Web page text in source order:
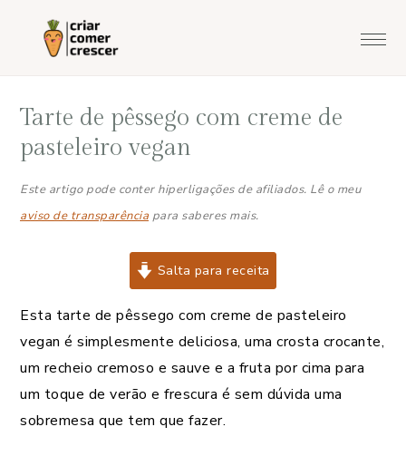
principal
lateral
principal
Tarte de pêssego com creme de
pasteleiro vegan
Este artigo pode conter hiperligações de afiliados. Lê o meu
aviso de transparência para saberes mais.
Salta para receita
Esta tarte de pêssego com creme de pasteleiro
vegan é simplesmente deliciosa, uma crosta crocante,
um recheio cremoso e sauve e a fruta por cima para
um toque de verão e frescura é sem dúvida uma
sobremesa que tem que fazer.